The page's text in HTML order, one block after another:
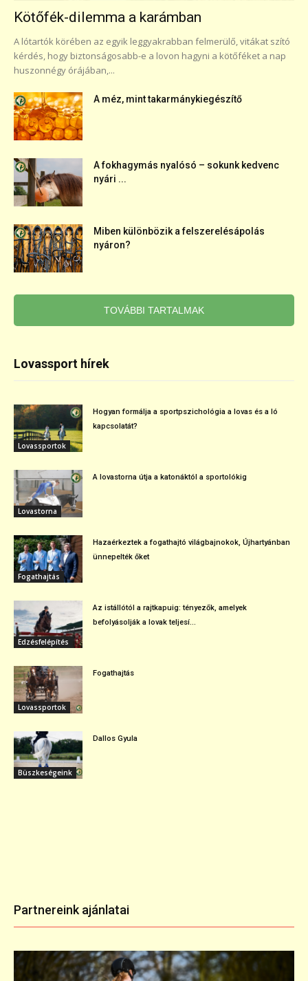
Kötőfék-dilemma a karámban
A lótartók körében az egyik leggyakrabban felmerülő, vitákat szító
kérdés, hogy biztonságosabb-e a lovon hagyni a kötőféket a nap
huszonnégy órájában,...
A méz, mint takarmánykiegészítő
A fokhagymás nyalósó – sokunk kedvenc
nyári ...
Miben különbözik a felszerelésápolás
nyáron?
TOVÁBBI TARTALMAK
Lovassport hírek
Lovassportok
Hogyan formálja a sportpszichológia a lovas és a ló
kapcsolatát?
Lovastorna
A lovastorna útja a katonáktól a sportolókig
Fogathajtás
Hazaérkeztek a fogathajtó világbajnokok, Újhartyánban
ünnepelték őket
Edzésfelépítés
Az istállótól a rajtkapuig: tényezők, amelyek
befolyásolják a lovak teljesí...
Lovassportok
Fogathajtás
Büszkeségeink
Dallos Gyula
Partnereink ajánlatai